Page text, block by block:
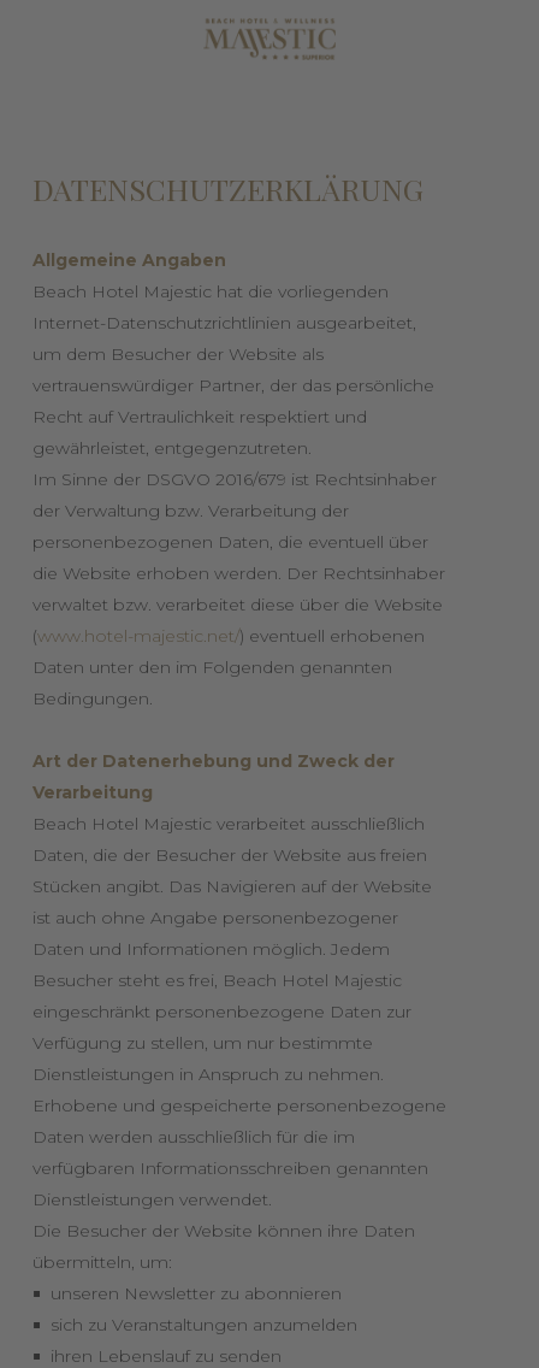
DATENSCHUTZERKLÄRUNG
Allgemeine Angaben
Beach Hotel Majestic hat die vorliegenden
Internet-Datenschutzrichtlinien ausgearbeitet,
um dem Besucher der Website als
vertrauenswürdiger Partner, der das persönliche
Recht auf Vertraulichkeit respektiert und
gewährleistet, entgegenzutreten.
Im Sinne der DSGVO 2016/679 ist Rechtsinhaber
der Verwaltung bzw. Verarbeitung der
personenbezogenen Daten, die eventuell über
die Website erhoben werden. Der Rechtsinhaber
verwaltet bzw. verarbeitet diese über die Website
(www.hotel-majestic.net/) eventuell erhobenen
Daten unter den im Folgenden genannten
Bedingungen.
Art der Datenerhebung und Zweck der
Verarbeitung
Beach Hotel Majestic verarbeitet ausschließlich
Daten, die der Besucher der Website aus freien
Stücken angibt. Das Navigieren auf der Website
ist auch ohne Angabe personenbezogener
Daten und Informationen möglich. Jedem
Besucher steht es frei, Beach Hotel Majestic
eingeschränkt personenbezogene Daten zur
Verfügung zu stellen, um nur bestimmte
Dienstleistungen in Anspruch zu nehmen.
Erhobene und gespeicherte personenbezogene
Daten werden ausschließlich für die im
verfügbaren Informationsschreiben genannten
Dienstleistungen verwendet.
Die Besucher der Website können ihre Daten
übermitteln, um:
unseren Newsletter zu abonnieren
sich zu Veranstaltungen anzumelden
ihren Lebenslauf zu senden